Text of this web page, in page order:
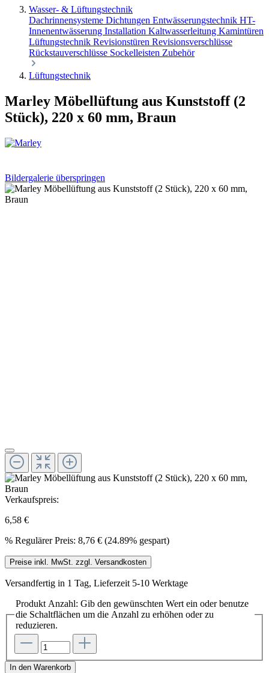
Wasser- & Lüftungstechnik
Dachrinnensysteme Dichtungen Entwässerungstechnik HT-
Innenentwässerung Installation Kaltwasserleitung Kamintüren
Lüftungstechnik Revisionstüren Revisionsverschlüsse
Rückstauverschlüsse Sockelleisten Zubehör
Lüftungstechnik
Marley Möbellüftung aus Kunststoff (2
Stück), 220 x 60 mm, Braun
Bildergalerie überspringen
Verkaufspreis:
6,58 €
% Regulärer Preis: 8,76 € (24.89% gespart)
Preise inkl. MwSt. zzgl. Versandkosten
Versandfertig in 1 Tag, Lieferzeit 5-10 Werktage
Produkt Anzahl: Gib den gewünschten Wert ein oder benutze
die Schaltflächen um die Anzahl zu erhöhen oder zu
reduzieren.
In den Warenkorb